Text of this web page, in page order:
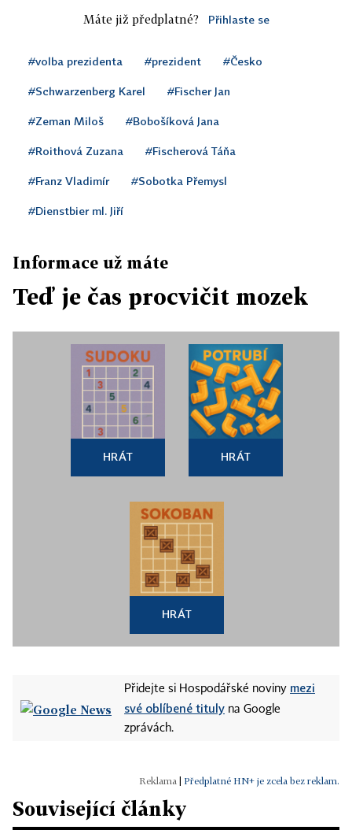
Máte již předplatné? Přihlaste se
#volba prezidenta #prezident #Česko
#Schwarzenberg Karel #Fischer Jan
#Zeman Miloš #Bobošíková Jana
#Roithová Zuzana #Fischerová Táňa
#Franz Vladimír #Sobotka Přemysl
#Dienstbier ml. Jiří
Informace už máte
Teď je čas procvičit mozek
HRÁT HRÁT
HRÁT
Přidejte si Hospodářské noviny mezi
své oblíbené tituly na Google
zprávách.
Předplatné HN+ je zcela bez reklam.
Související články